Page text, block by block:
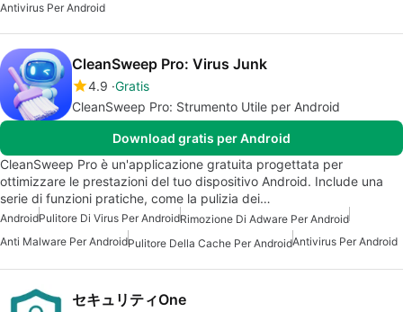
Antivirus Per Android
CleanSweep Pro: Virus Junk
4.9 Gratis
CleanSweep Pro: Strumento Utile per Android
Download gratis per Android
CleanSweep Pro è un'applicazione gratuita progettata per
ottimizzare le prestazioni del tuo dispositivo Android. Include una
serie di funzioni pratiche, come la pulizia dei…
AndroidPulitore Di Virus Per AndroidRimozione Di Adware Per Android
Anti Malware Per AndroidPulitore Della Cache Per AndroidAntivirus Per Android
セキュリティOne